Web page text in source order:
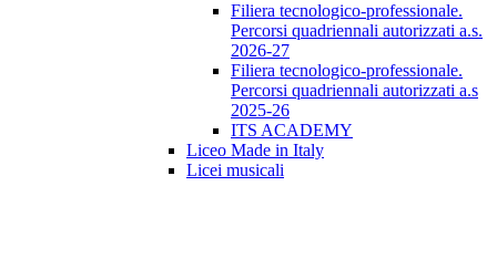
Filiera tecnologico-professionale.
Percorsi quadriennali autorizzati a.s.
2026-27
Filiera tecnologico-professionale.
Percorsi quadriennali autorizzati a.s
2025-26
ITS ACADEMY
Liceo Made in Italy
Licei musicali